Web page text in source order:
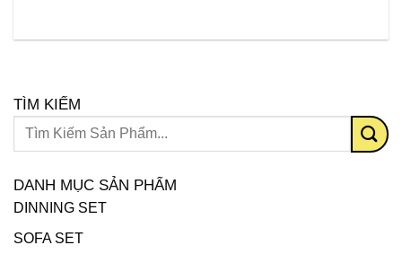
TÌM KIẾM
DANH MỤC SẢN PHẨM
DINNING SET
SOFA SET